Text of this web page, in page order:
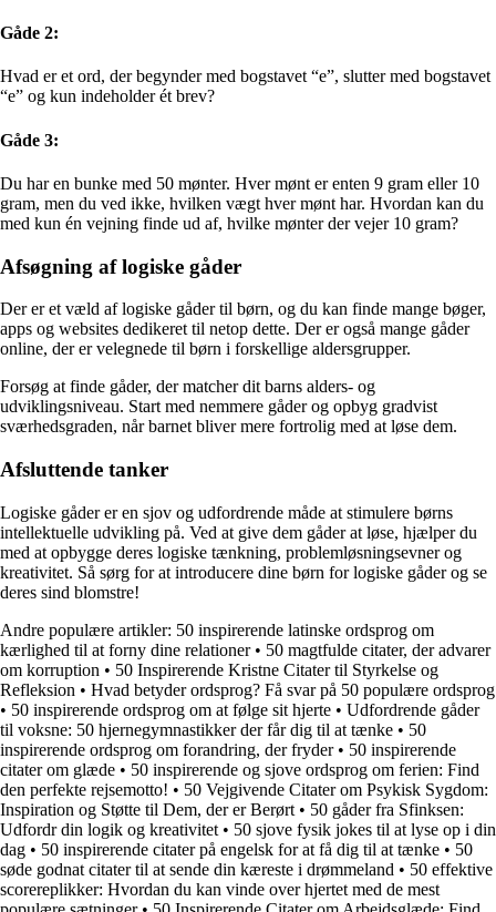
Gåde 2:
Hvad er et ord, der begynder med bogstavet “e”, slutter med bogstavet
“e” og kun indeholder ét brev?
Gåde 3:
Du har en bunke med 50 mønter. Hver mønt er enten 9 gram eller 10
gram, men du ved ikke, hvilken vægt hver mønt har. Hvordan kan du
med kun én vejning finde ud af, hvilke mønter der vejer 10 gram?
Afsøgning af logiske gåder
Der er et væld af logiske gåder til børn, og du kan finde mange bøger,
apps og websites dedikeret til netop dette. Der er også mange gåder
online, der er velegnede til børn i forskellige aldersgrupper.
Forsøg at finde gåder, der matcher dit barns alders- og
udviklingsniveau. Start med nemmere gåder og opbyg gradvist
sværhedsgraden, når barnet bliver mere fortrolig med at løse dem.
Afsluttende tanker
Logiske gåder er en sjov og udfordrende måde at stimulere børns
intellektuelle udvikling på. Ved at give dem gåder at løse, hjælper du
med at opbygge deres logiske tænkning, problemløsningsevner og
kreativitet. Så sørg for at introducere dine børn for logiske gåder og se
deres sind blomstre!
Andre populære artikler: 50 inspirerende latinske ordsprog om
kærlighed til at forny dine relationer• 50 magtfulde citater, der advarer
om korruption • 50 Inspirerende Kristne Citater til Styrkelse og
Refleksion • Hvad betyder ordsprog? Få svar på 50 populære ordsprog
• 50 inspirerende ordsprog om at følge sit hjerte • Udfordrende gåder
til voksne: 50 hjernegymnastikker der får dig til at tænke • 50
inspirerende ordsprog om forandring, der fryder• 50 inspirerende
citater om glæde • 50 inspirerende og sjove ordsprog om ferien: Find
den perfekte rejsemotto! • 50 Vejgivende Citater om Psykisk Sygdom:
Inspiration og Støtte til Dem, der er Berørt • 50 gåder fra Sfinksen:
Udfordr din logik og kreativitet • 50 sjove fysik jokes til at lyse op i din
dag • 50 inspirerende citater på engelsk for at få dig til at tænke • 50
søde godnat citater til at sende din kæreste i drømmeland • 50 effektive
scorereplikker: Hvordan du kan vinde over hjertet med de mest